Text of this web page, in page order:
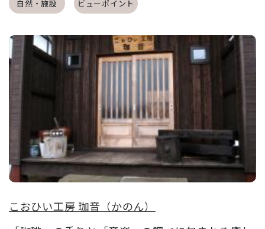
自然・施設 ビューポイント
こおひい工房 珈音（かのん）